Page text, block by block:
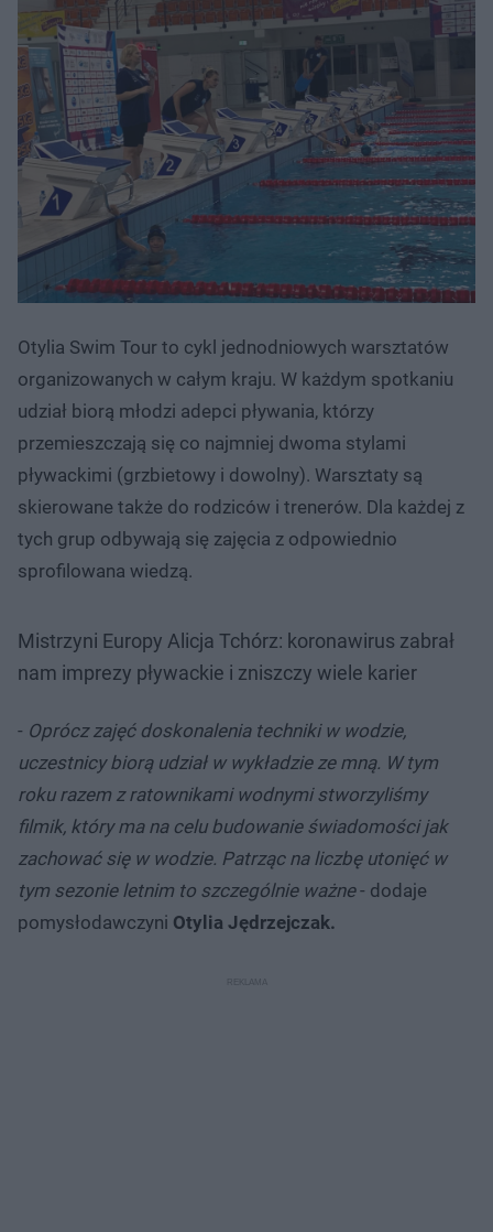
Otylia Swim Tour to cykl jednodniowych warsztatów
organizowanych w całym kraju. W każdym spotkaniu
udział biorą młodzi adepci pływania, którzy
przemieszczają się co najmniej dwoma stylami
pływackimi (grzbietowy i dowolny). Warsztaty są
skierowane także do rodziców i trenerów. Dla każdej z
tych grup odbywają się zajęcia z odpowiednio
sprofilowana wiedzą.
Mistrzyni Europy Alicja Tchórz: koronawirus zabrał
nam imprezy pływackie i zniszczy wiele karier
- Oprócz zajęć doskonalenia techniki w wodzie,
uczestnicy biorą udział w wykładzie ze mną. W tym
roku razem z ratownikami wodnymi stworzyliśmy
filmik, który ma na celu budowanie świadomości jak
zachować się w wodzie. Patrząc na liczbę utonięć w
tym sezonie letnim to szczególnie ważne- dodaje
pomysłodawczyni Otylia Jędrzejczak.